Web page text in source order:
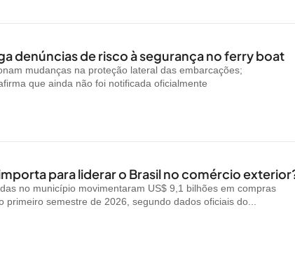
denúncias de risco à segurança no ferry boat
mudanças na proteção lateral das embarcações;
que ainda não foi notificada oficialmente
para liderar o Brasil no comércio
no município movimentaram US$ 9,1 bilhões em compras
primeiro semestre de 2026, segundo dados oficiais do...